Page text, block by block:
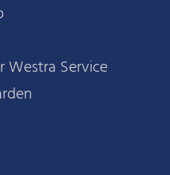
Westra Service